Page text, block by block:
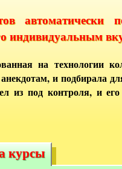
автоматически
индивидуальным
на технологии
и подбирала
из под контроля, и
курсы
курсы